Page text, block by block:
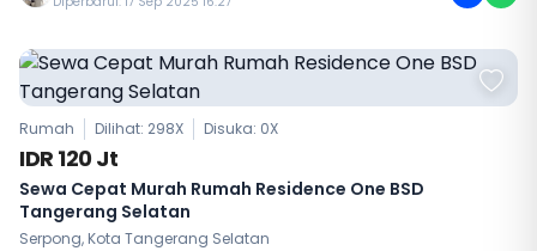
Rumah Dilihat: 298X Disuka: 0X
IDR 120 Jt
Sewa Cepat Murah Rumah Residence One BSD
Tangerang Selatan
Serpong, Kota Tangerang Selatan